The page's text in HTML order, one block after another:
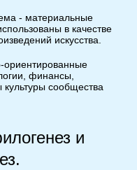
- материальные
в качестве
искусства.
финансы,
сообщества
и